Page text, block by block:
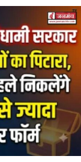
ने कहा कि तीलू
को समर्पित
बनाई है।
वैज्ञानिक शोध,
सशक्तीकरण और
है।